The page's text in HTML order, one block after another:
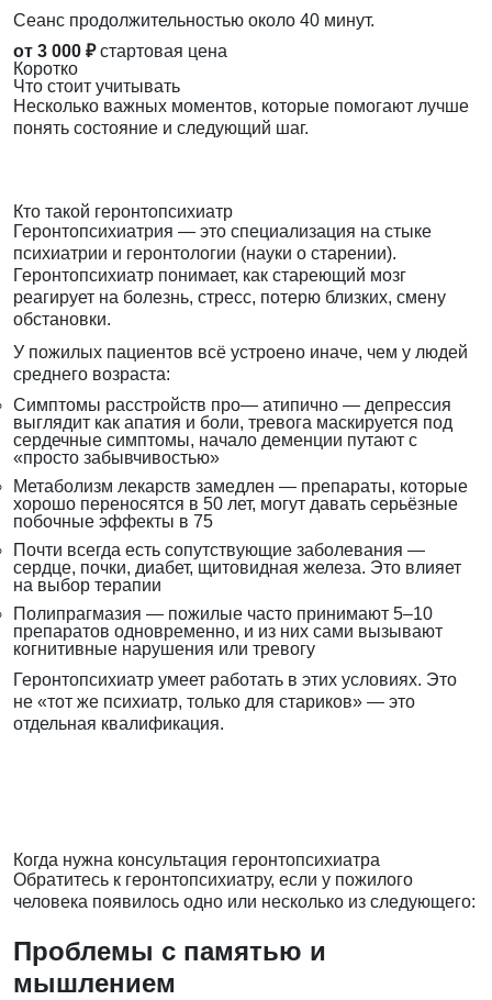
Сеанс продолжительностью около 40 минут.
от 3 000 ₽ стартовая цена
Коротко
Что стоит учитывать
Несколько важных моментов, которые помогают лучше
понять состояние и следующий шаг.
Кто такой геронтопсихиатр
Геронтопсихиатрия — это специализация на стыке
психиатрии и геронтологии (науки о старении).
Геронтопсихиатр понимает, как стареющий мозг
реагирует на болезнь, стресс, потерю близких, смену
обстановки.
У пожилых пациентов всё устроено иначе, чем у людей
среднего возраста:
Симптомы расстройств про— атипично — депрессия
выглядит как апатия и боли, тревога маскируется под
сердечные симптомы, начало деменции путают с
«просто забывчивостью»
Метаболизм лекарств замедлен — препараты, которые
хорошо переносятся в 50 лет, могут давать серьёзные
побочные эффекты в 75
Почти всегда есть сопутствующие заболевания —
сердце, почки, диабет, щитовидная железа. Это влияет
на выбор терапии
Полипрагмазия — пожилые часто принимают 5–10
препаратов одновременно, и из них сами вызывают
когнитивные нарушения или тревогу
Геронтопсихиатр умеет работать в этих условиях. Это
не «тот же психиатр, только для стариков» — это
отдельная квалификация.
Когда нужна консультация геронтопсихиатра
Обратитесь к геронтопсихиатру, если у пожилого
человека появилось одно или несколько из следующего:
Проблемы с памятью и
мышлением